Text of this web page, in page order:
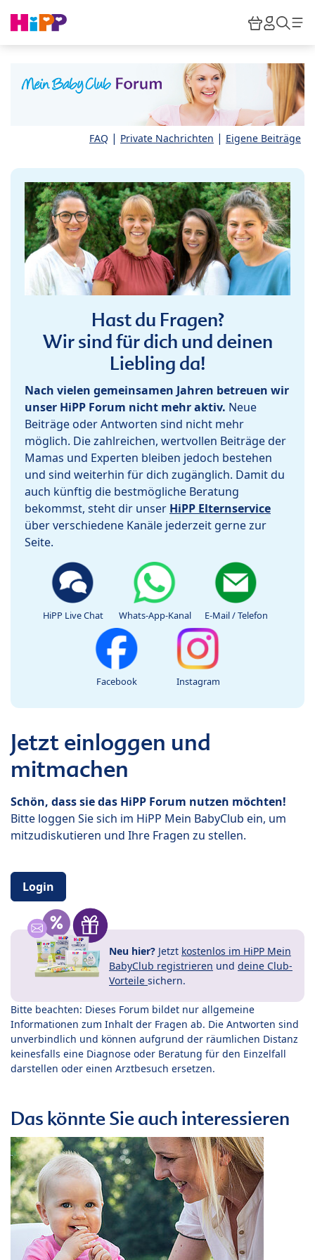
HiPP
FAQ | Private Nachrichten | Eigene Beiträge
Hast du Fragen?
Wir sind für dich und deinen
Liebling da!
Nach vielen gemeinsamen Jahren betreuen wir
unser HiPP Forum nicht mehr aktiv. Neue
Beiträge oder Antworten sind nicht mehr
möglich. Die zahlreichen, wertvollen Beiträge der
Mamas und Experten bleiben jedoch bestehen
und sind weiterhin für dich zugänglich. Damit du
auch künftig die bestmögliche Beratung
bekommst, steht dir unser HiPP Elternservice
über verschiedene Kanäle jederzeit gerne zur
Seite.
HiPP Live Chat Whats-App-Kanal E-Mail / Telefon
Facebook Instagram
Jetzt einloggen und
mitmachen
Schön, dass sie das HiPP Forum nutzen möchten!
Bitte loggen Sie sich im HiPP Mein BabyClub ein, um
mitzudiskutieren und Ihre Fragen zu stellen.
Login
Neu hier? Jetzt kostenlos im HiPP Mein
BabyClub registrieren und deine Club-
Vorteile sichern.
Bitte beachten: Dieses Forum bildet nur allgemeine
Informationen zum Inhalt der Fragen ab. Die Antworten sind
unverbindlich und können aufgrund der räumlichen Distanz
keinesfalls eine Diagnose oder Beratung für den Einzelfall
darstellen oder einen Arztbesuch ersetzen.
Das könnte Sie auch interessieren